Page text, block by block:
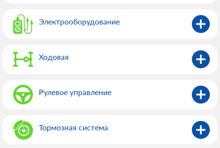
Электрооборудованиe
Ходовая
Рулевое управление
Тормозная система